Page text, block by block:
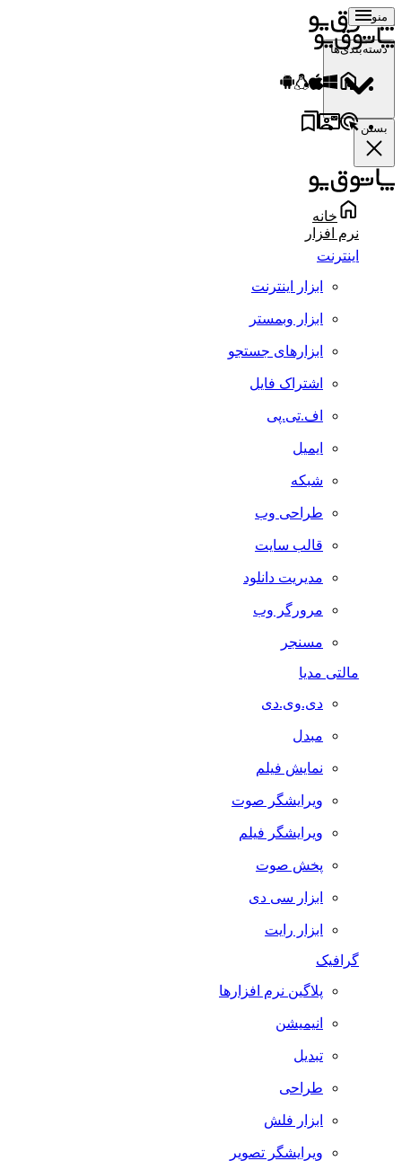
منو
دسته‌بندی‌ها
بستن
خانه
نرم افزار
اینترنت
ابزار اینترنت
ابزار وبمستر
ابزارهای جستجو
اشتراک فایل
اف.تی.پی
ایمیل
شبکه
طراحی وب
قالب سایت
مدیریت دانلود
مرورگر وب
مسنجر
مالتی مدیا
دی.وی.دی
مبدل
نمایش فیلم
ویرایشگر صوت
ویرایشگر فیلم
پخش صوت
ابزار سی دی
ابزار رایت
گرافیک
پلاگین نرم افزارها
انیمیشن
تبدیل
طراحی
ابزار فلش
ویرایشگر تصویر